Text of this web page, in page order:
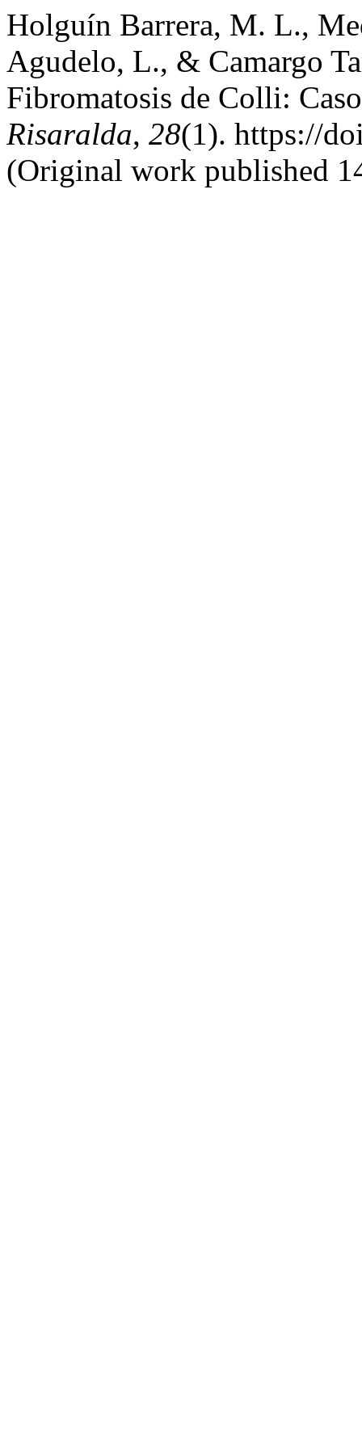
Holguín Barrera, M. L.,
Agudelo, L., & Camargo
Fibromatosis de Colli:
Risaralda, 28(1). https://
(Original work published